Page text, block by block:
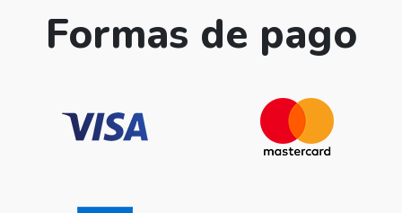
Formas de pago